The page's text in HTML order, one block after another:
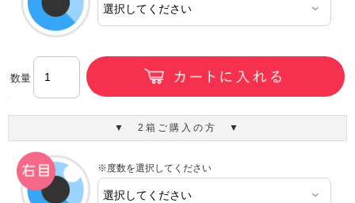
数量
▼ 2箱ご購入の方 ▼
※度数を選択してください